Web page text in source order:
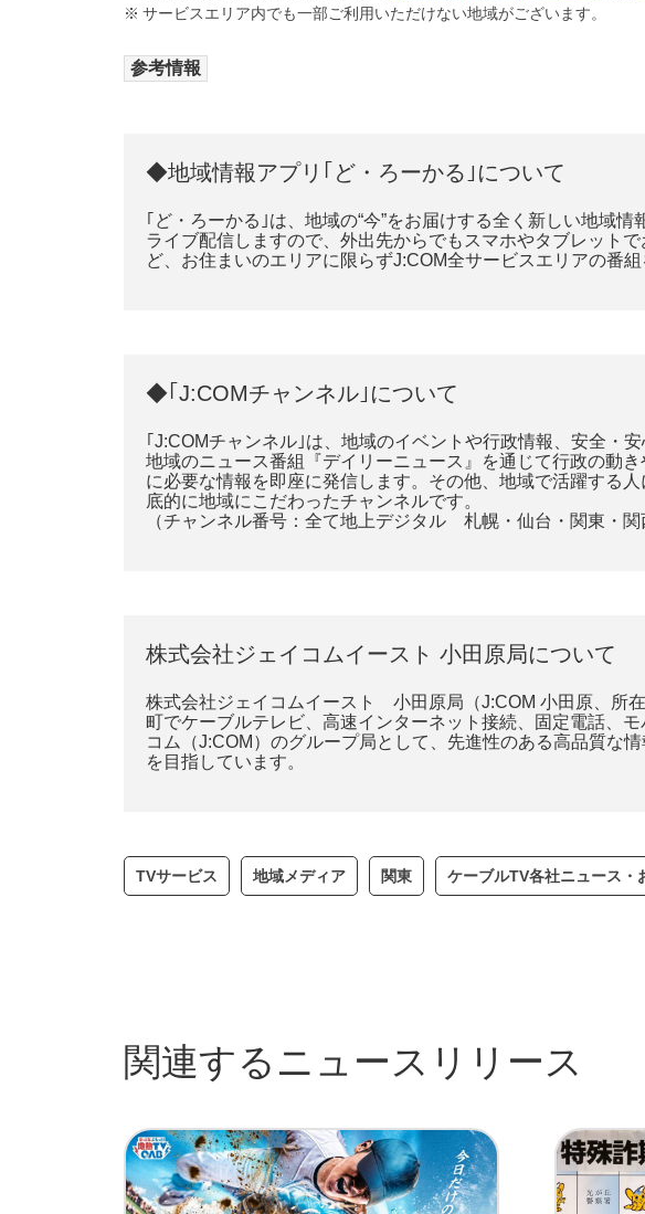
※ サービスエリア内でも一部ご利用いただけない地域がございます。
参考情報
◆地域情報アプリ｢ど・ろーかる｣について
｢ど・ろーかる｣は、地域の“今”をお届けする全く新しい地域
ライブ配信しますので、外出先からでもスマホやタブレット
ど、お住まいのエリアに限らずJ:COM全サービスエリアの番
◆｢J:COMチャンネル｣について
｢J:COMチャンネル｣は、地域のイベントや行政情報、安全・
地域のニュース番組『デイリーニュース』を通じて行政の動
に必要な情報を即座に発信します。その他、地域で活躍する
底的に地域にこだわったチャンネルです。
（チャンネル番号：全て地上デジタル 札幌・仙台・関東・
株式会社ジェイコムイースト 小田原局について
株式会社ジェイコムイースト 小田原局（J:COM 小田原、所
町でケーブルテレビ、高速インターネット接続、固定電話、
コム（J:COM）のグループ局として、先進性のある高品質な
を目指しています。
TVサービス 地域メディア 関東 ケーブルTV各社ニュース・
関連するニュースリリース